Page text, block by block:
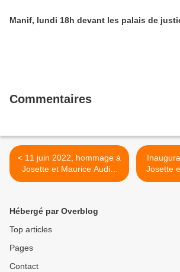
Manif, lundi 18h devant les palais de
Commentaires
< 11 juin 2022, hommage à
Josette et Maurice Audin,
vidéo
Josette
Hébergé par Overblog
Top articles
Pages
Contact